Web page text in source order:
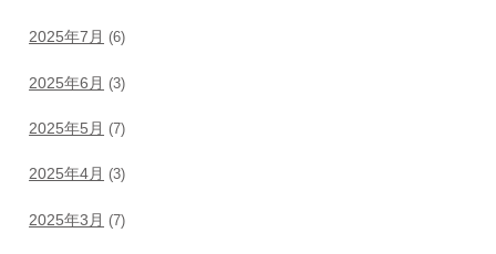
2025年7月 (6)
2025年6月 (3)
2025年5月 (7)
2025年4月 (3)
2025年3月 (7)